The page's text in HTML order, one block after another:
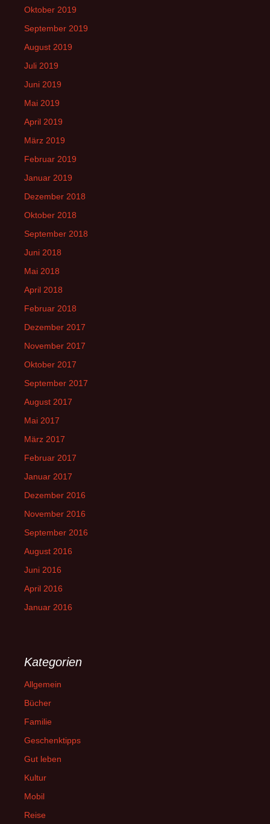
Oktober 2019
September 2019
August 2019
Juli 2019
Juni 2019
Mai 2019
April 2019
März 2019
Februar 2019
Januar 2019
Dezember 2018
Oktober 2018
September 2018
Juni 2018
Mai 2018
April 2018
Februar 2018
Dezember 2017
November 2017
Oktober 2017
September 2017
August 2017
Mai 2017
März 2017
Februar 2017
Januar 2017
Dezember 2016
November 2016
September 2016
August 2016
Juni 2016
April 2016
Januar 2016
Kategorien
Allgemein
Bücher
Familie
Geschenktipps
Gut leben
Kultur
Mobil
Reise